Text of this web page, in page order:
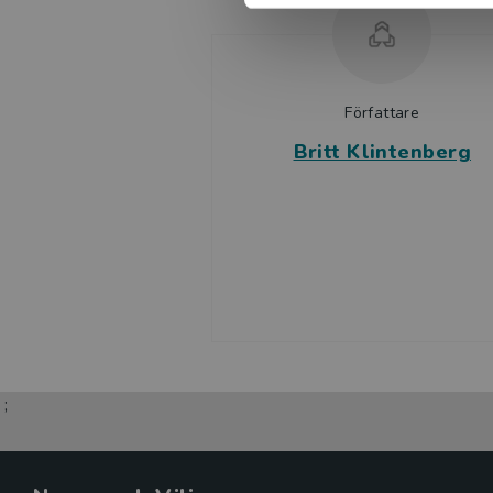
underlätta lärares skolvardag - är Kerstin Lundberg
Författare
Britt Klintenberg
;